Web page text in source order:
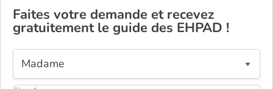
Faites votre demande et recevez
gratuitement le guide des EHPAD !